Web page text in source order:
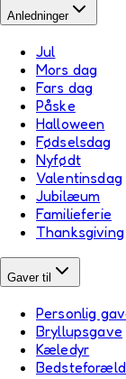
Anledninger
Jul
Mors dag
Fars dag
Påske
Halloween
Fødselsdag
Nyfødt
Valentinsdag
Jubilæum
Familieferie
Thanksgiving
Gaver til
Personlig
Bryllupsgave
Kæledyr